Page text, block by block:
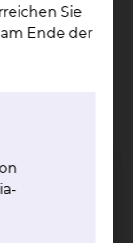
innen
und
und
Sie
Ende der